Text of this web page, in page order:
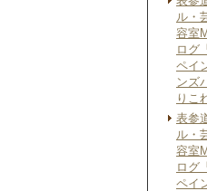
ル・
容室
ログ
ペイ
ンズ
りこ
表参
ル・
容室
ログ
ペイ